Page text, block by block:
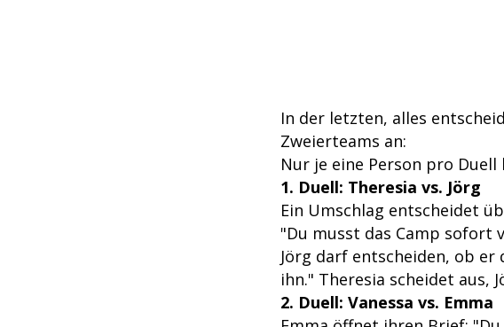
In der letzten, alles
Zweierteams an:
Nur je eine Person pro
1. Duell: Theresia vs. Jörg
Ein Umschlag entscheidet
"Du musst das Camp sofort
Jörg darf entscheiden, ob
ihn." Theresia scheidet aus,
2. Duell: Vanessa vs. Emma